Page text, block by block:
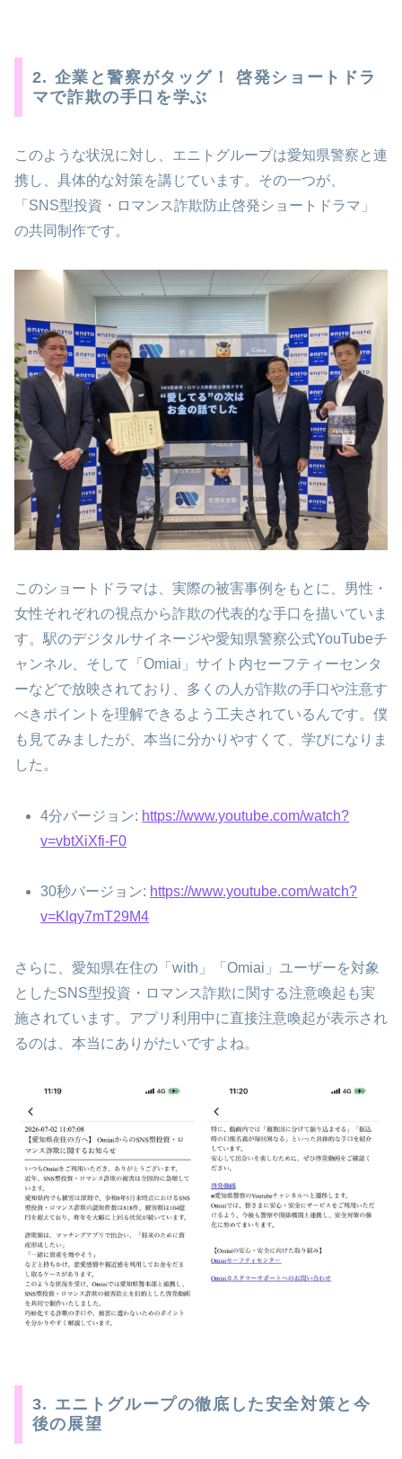
2. 企業と警察がタッグ！ 啓発ショートドラ
マで詐欺の手口を学ぶ
このような状況に対し、エニトグループは愛知県警察と連
携し、具体的な対策を講じています。その一つが、
「SNS型投資・ロマンス詐欺防止啓発ショートドラマ」
の共同制作です。
このショートドラマは、実際の被害事例をもとに、男性・
女性それぞれの視点から詐欺の代表的な手口を描いていま
す。駅のデジタルサイネージや愛知県警察公式YouTubeチ
ャンネル、そして「Omiai」サイト内セーフティーセンタ
ーなどで放映されており、多くの人が詐欺の手口や注意す
べきポイントを理解できるよう工夫されているんです。僕
も見てみましたが、本当に分かりやすくて、学びになりま
した。
4分バージョン: https://www.youtube.com/watch?
v=vbtXiXfi-F0
30秒バージョン: https://www.youtube.com/watch?
v=Klqy7mT29M4
さらに、愛知県在住の「with」「Omiai」ユーザーを対象
としたSNS型投資・ロマンス詐欺に関する注意喚起も実
施されています。アプリ利用中に直接注意喚起が表示され
るのは、本当にありがたいですよね。
3. エニトグループの徹底した安全対策と今
後の展望